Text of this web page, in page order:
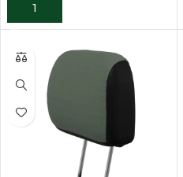
ADICIONAR